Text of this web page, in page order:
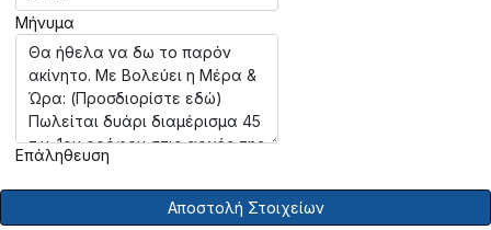
Μήνυμα
Επάληθευση
Αποστολή Στοιχείων